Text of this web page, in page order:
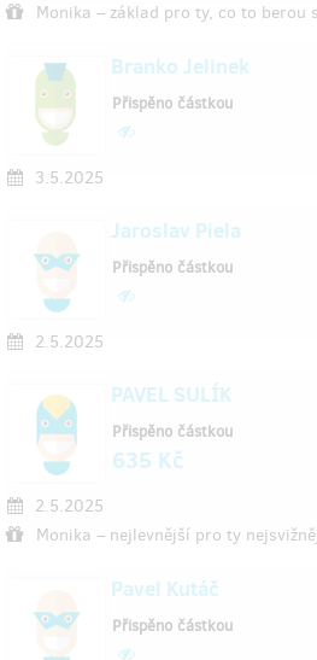
Monika – základ pro ty, co to berou
Branko Jelinek
3.5.2025
Přispěno částkou
Jaroslav Piela
2.5.2025
Přispěno částkou
PAVEL SULÍK
2.5.2025
Monika – nejlevnější pro ty
Přispěno částkou
635 Kč
Pavel Kutáč
Přispěno částkou